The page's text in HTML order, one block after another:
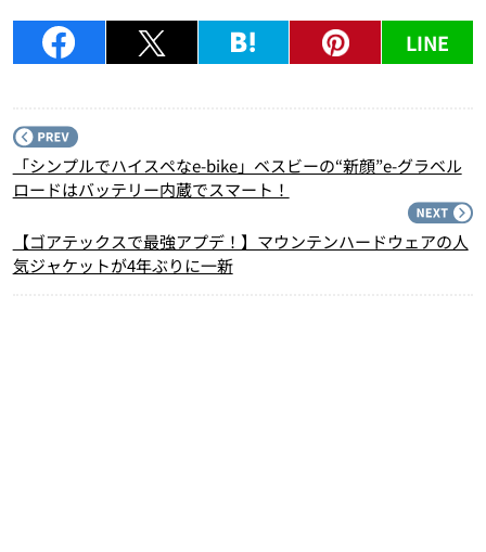
LINE
「シンプルでハイスペなe-bike」ベスビーの“新顔”e-グラベル
ロードはバッテリー内蔵でスマート！
【ゴアテックスで最強アプデ！】マウンテンハードウェアの人
気ジャケットが4年ぶりに一新